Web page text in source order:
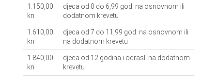
1.150,00
kn
djeca od 0 do 6,99 god. na osnovnom ili
dodatnom krevetu
1.610,00
kn
djeca od 7 do 11,99 god. na osnovnom ili
na dodatnom krevetu
1.840,00
kn
djeca od 12 godina i odrasli na dodatnom
krevetu